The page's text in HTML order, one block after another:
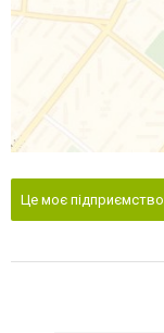
Це моє підприємство